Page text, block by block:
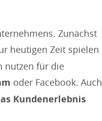
Zunächst
heutigen Zeit spielen
nutzen für die
oder Facebook. Auch
Kundenerlebnis